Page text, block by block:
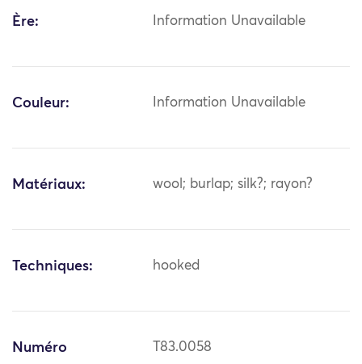
Ère: Information Unavailable
Couleur: Information Unavailable
Matériaux: wool; burlap; silk?; rayon?
Techniques: hooked
Numéro
T83.0058